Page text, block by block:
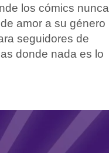
los cómics nunca
amor a su género
seguidores de
donde nada es lo